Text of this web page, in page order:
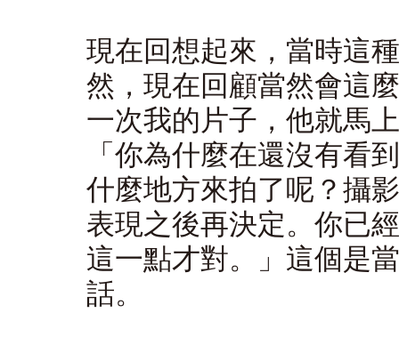
現在回想起來，當時這
然，現在回顧當然會這
一次我的片子，他就馬
「你為什麼在還沒有看
什麼地方來拍了呢？攝
表現之後再決定。你已
這一點才對。」這個是
話。